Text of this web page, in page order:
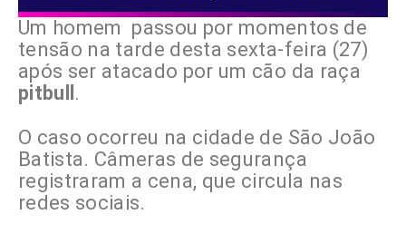
Um homem passou por momentos de
tensão na tarde desta sexta-feira (27)
após ser atacado por um cão da raça
pitbull .
O caso ocorreu na cidade de São João
Batista. Câmeras de segurança
registraram a cena, que circula nas
redes sociais.